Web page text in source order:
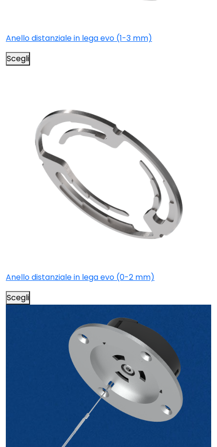
Anello distanziale in lega evo (1-3 mm)
Scegli
Anello distanziale in lega evo (0-2 mm)
Scegli